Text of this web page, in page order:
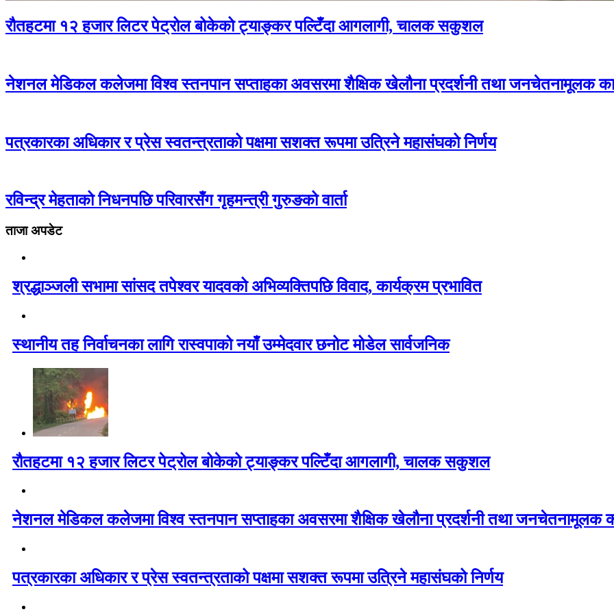
रौतहटमा १२ हजार लिटर पेट्रोल बोकेको ट्याङ्कर पल्टिँदा आगलागी, चालक सकुशल
नेशनल मेडिकल कलेजमा विश्व स्तनपान सप्ताहका अवसरमा शैक्षिक खेलौना प्रदर्शनी तथा जनचेतनामूलक
पत्रकारका अधिकार र प्रेस स्वतन्त्रताको पक्षमा सशक्त रूपमा उत्रिने महासंघको निर्णय
रविन्द्र मेहताको निधनपछि परिवारसँग गृहमन्त्री गुरुङको वार्ता
ताजा अपडेट
श्रद्धाञ्जली सभामा सांसद तपेश्वर यादवको अभिव्यक्तिपछि विवाद, कार्यक्रम प्रभावित
स्थानीय तह निर्वाचनका लागि रास्वपाको नयाँ उम्मेदवार छनोट मोडेल सार्वजनिक
रौतहटमा १२ हजार लिटर पेट्रोल बोकेको ट्याङ्कर पल्टिँदा आगलागी, चालक सकुशल
नेशनल मेडिकल कलेजमा विश्व स्तनपान सप्ताहका अवसरमा शैक्षिक खेलौना प्रदर्शनी तथा जनचेतनामूलक
पत्रकारका अधिकार र प्रेस स्वतन्त्रताको पक्षमा सशक्त रूपमा उत्रिने महासंघको निर्णय